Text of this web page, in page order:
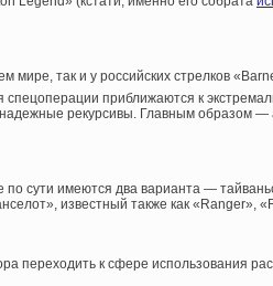
мире, так и у российских стрелков
спецоперации приближаются к
надежные рекурсивы. Главным образом
сути имеются два варианта —
известный также как «Ranger»,
переходить к сфере использования